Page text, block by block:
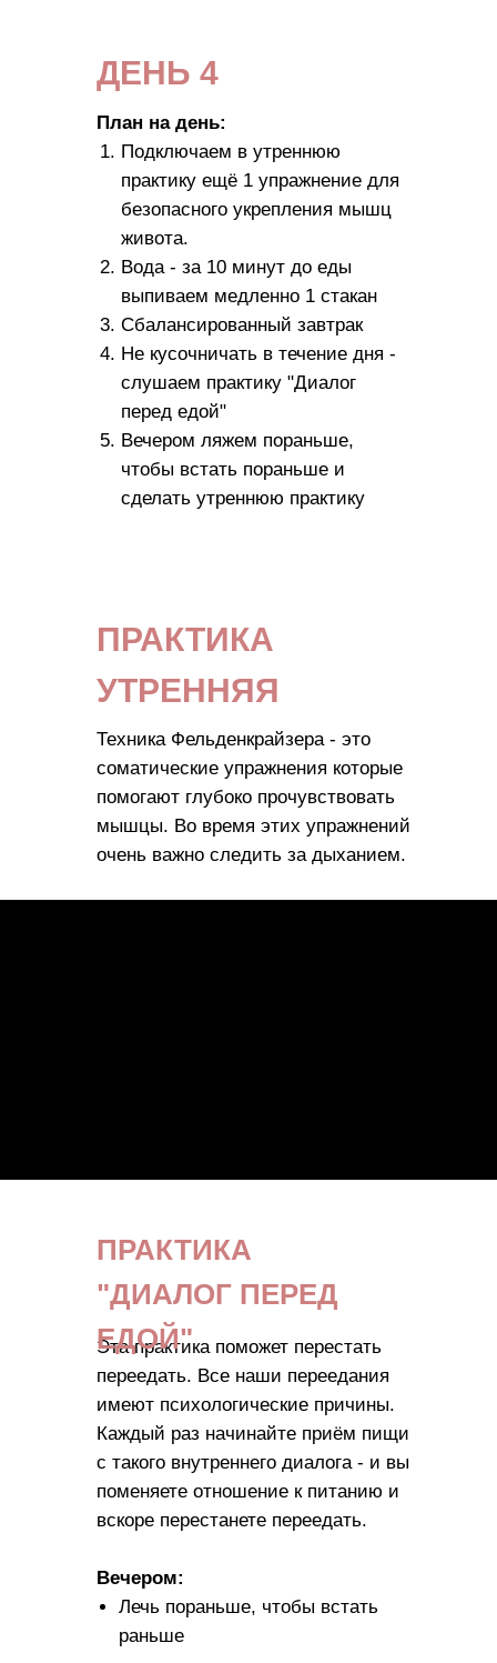
ДЕНЬ 4
План на день:
Подключаем в утреннюю
практику ещё 1 упражнение для
безопасного укрепления мышц
живота.
Вода - за 10 минут до еды
выпиваем медленно 1 стакан
Сбалансированный завтрак
Не кусочничать в течение дня -
слушаем практику "Диалог
перед едой"
Вечером ляжем пораньше,
чтобы встать пораньше и
сделать утреннюю практику
Техника Фельденкрайзера - это
соматические упражнения которые
помогают глубоко прочувствовать
мышцы. Во время этих упражнений
очень важно следить за дыханием.
ПРАКТИКА
УТРЕННЯЯ
Эта практика поможет перестать
переедать. Все наши переедания
имеют психологические причины.
Каждый раз начинайте приём пищи
с такого внутреннего диалога - и вы
поменяете отношение к питанию и
вскоре перестанете переедать.
Вечером:
Лечь пораньше, чтобы встать
раньше
ПРАКТИКА
"ДИАЛОГ ПЕРЕД
ЕДОЙ"